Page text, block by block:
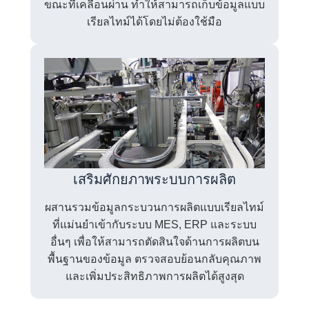
ขณะที่เคลื่อนผ่าน ทำให้สามารถเก็บข้อมูลแบบ
เรียลไทม์ได้โดยไม่ต้องใช้มือ
เสริมศักยภาพระบบการผลิต
ผสานรวมข้อมูลกระบวนการผลิตแบบเรียลไทม์
ที่แม่นยำเข้ากับระบบ MES, ERP และระบบ
อื่นๆ เพื่อให้สามารถตัดสินใจด้านการผลิตบน
พื้นฐานของข้อมูล ตรวจสอบย้อนกลับคุณภาพ
และเพิ่มประสิทธิภาพการผลิตได้สูงสุด